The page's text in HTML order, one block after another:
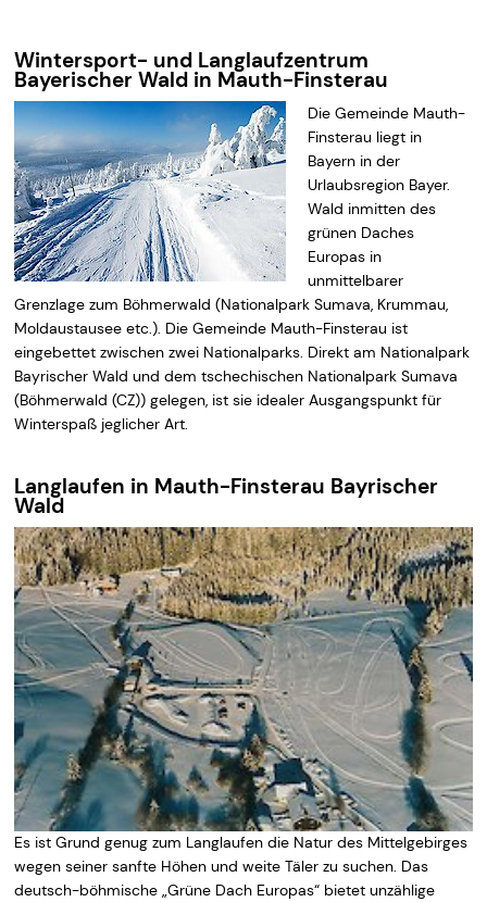
Wintersport- und Langlaufzentrum
Bayerischer Wald in Mauth-Finsterau
Die Gemeinde Mauth-
Finsterau liegt in
Bayern in der
Urlaubsregion Bayer.
Wald inmitten des
grünen Daches
Europas in
unmittelbarer
Grenzlage zum Böhmerwald (Nationalpark Sumava, Krummau,
Moldaustausee etc.). Die Gemeinde Mauth-Finsterau ist
eingebettet zwischen zwei Nationalparks. Direkt am Nationalpark
Bayrischer Wald und dem tschechischen Nationalpark Sumava
(Böhmerwald (CZ)) gelegen, ist sie idealer Ausgangspunkt für
Winterspaß jeglicher Art.
Langlaufen in Mauth-Finsterau Bayrischer
Wald
Es ist Grund genug zum Langlaufen die Natur des Mittelgebirges
wegen seiner sanfte Höhen und weite Täler zu suchen. Das
deutsch-böhmische „Grüne Dach Europas“ bietet unzählige